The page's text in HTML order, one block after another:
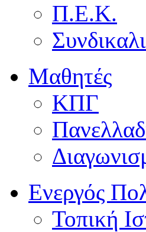
Π.Ε.Κ.
Μαθητές
ΚΠΓ
Ενεργός
Τοπική